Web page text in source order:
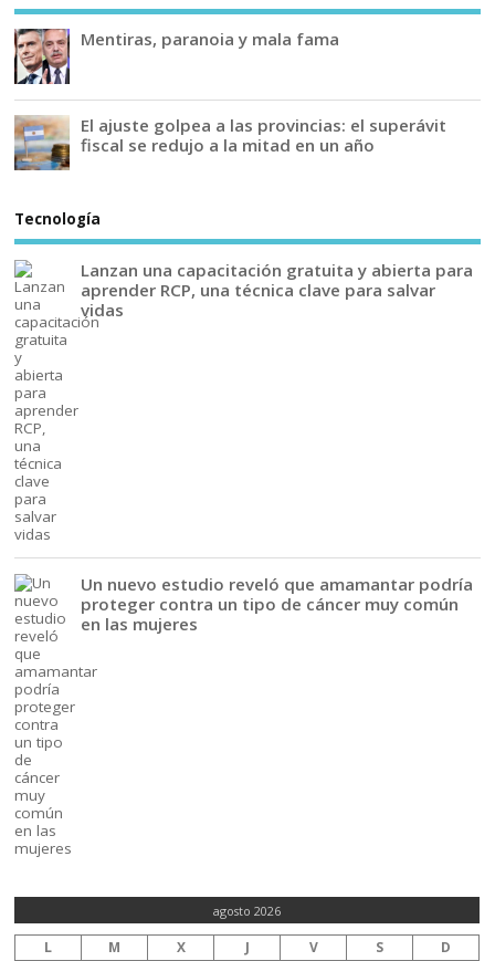
Mentiras, paranoia y mala fama
El ajuste golpea a las provincias: el superávit
fiscal se redujo a la mitad en un año
Tecnología
Lanzan una capacitación gratuita y abierta para
aprender RCP, una técnica clave para salvar
vidas
Un nuevo estudio reveló que amamantar podría
proteger contra un tipo de cáncer muy común
en las mujeres
agosto 2026
L M X J V S D